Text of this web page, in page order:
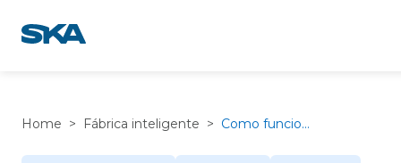
para
Home > Fábrica inteligente > Como funciona a aplicação de ferramentas com perfil especial?